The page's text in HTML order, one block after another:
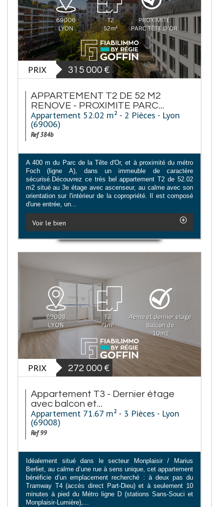
PRIX 315 000 €
APPARTEMENT T2 DE 52 M2
RENOVE - PROXIMITE PARC...
Appartement 52.02 m² - 2 Pièces - Lyon
(69006)
Ref 384b
A 400 m du Parc de la Tête d'Or, et à proximité du métro
Foch (ligne A), dans un immeuble de caractère
sécurisé.Découvrez ce très bel appartement T2 de 52.02
m2 situé au 3e étage avec ascenseur, au calme avec son
orientation sur l'intérieur de la copropriété. Il est composé
d'une entrée, un...
Voir le bien
PRIX 272 000 €
Appartement T3 - Dernier étage
avec balcon et...
Appartement 71.67 m² - 3 Pièces - Lyon
(69008)
Ref 99
Idéalement situé dans le secteur Monplaisir / Marius
Berliet, au calme d’une rue à sens unique, cet appartement
bénéficie d’un emplacement recherché : à deux pas du
Tramway T4 (accès direct Part-Dieu) et à seulement 10
minutes à pied du Métro ligne D (stations Sans-Souci et
Monplaisir-Lumière),...